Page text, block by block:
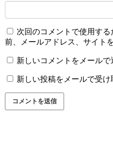
次回のコメントで使用す
前、メールアドレス、サイト
新しいコメントをメールで
新しい投稿をメールで受け